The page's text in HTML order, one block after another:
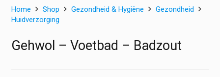
Home Shop Gezondheid & Hygiëne
Gezondheid
Huidverzorging
Gehwol – Voetbad – Badzout